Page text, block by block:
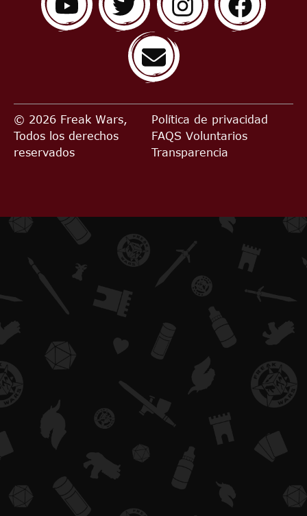
© 2026 Freak Wars,
Todos los derechos
reservados
Política de privacidad
FAQS Voluntarios
Transparencia